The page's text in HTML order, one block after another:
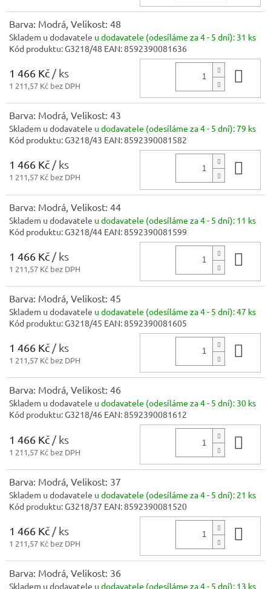
Barva: Modrá, Velikost: 48
Skladem u dodavatele u dodavatele (odesíláme za 4 - 5 dní): 31 ks
Kód produktu:G3218/48 EAN:8592390081636
1 466 Kč / ks
1 211,57 Kč bez DPH
Barva: Modrá, Velikost: 43
Skladem u dodavatele u dodavatele (odesíláme za 4 - 5 dní):79 ks
Kód produktu:G3218/43 EAN:8592390081582
1 466 Kč / ks
1 211,57 Kč bez DPH
Barva: Modrá, Velikost: 44
Skladem u dodavatele u dodavatele (odesíláme za 4 - 5 dní): 11 ks
Kód produktu:G3218/44 EAN:8592390081599
1 466 Kč / ks
1 211,57 Kč bez DPH
Barva: Modrá, Velikost: 45
Skladem u dodavatele u dodavatele (odesíláme za 4 - 5 dní):47 ks
Kód produktu:G3218/45 EAN:8592390081605
1 466 Kč / ks
1 211,57 Kč bez DPH
Barva: Modrá, Velikost: 46
Skladem u dodavatele u dodavatele (odesíláme za 4 - 5 dní): 30 ks
Kód produktu:G3218/46 EAN:8592390081612
1 466 Kč / ks
1 211,57 Kč bez DPH
Barva: Modrá, Velikost: 37
Skladem u dodavatele u dodavatele (odesíláme za 4 - 5 dní): 21 ks
Kód produktu:G3218/37 EAN:8592390081520
1 466 Kč / ks
1 211,57 Kč bez DPH
Barva: Modrá, Velikost: 36
Skladem u dodavatele u dodavatele (odesíláme za 4 - 5 dní): 13 ks